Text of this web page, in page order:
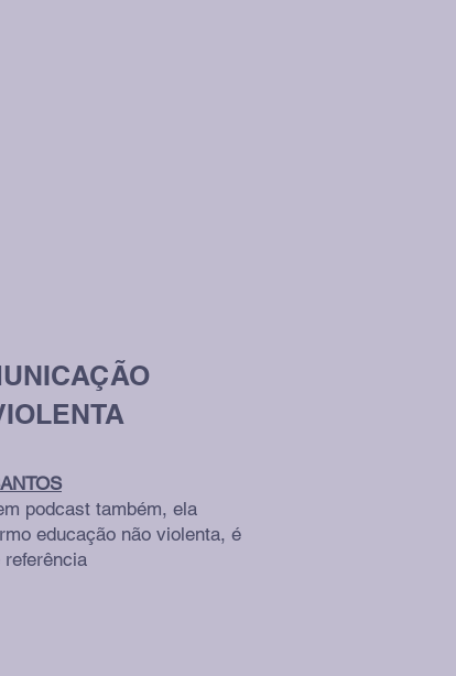
podcast também, ela
educação não violenta, é
referência